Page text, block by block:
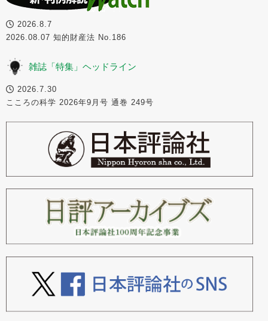
2026.8.7
2026.08.07 知的財産法 No.186
雑誌「特集」ヘッドライン
2026.7.30
こころの科学 2026年9月号 通巻 249号